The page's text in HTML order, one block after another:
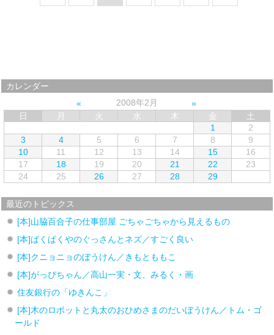
カレンダー
2008年2月
日
月 火 水 木 金
土
1
2
3
4 5 6 7 8
9
10
11 12 13 14 15
16
17
18 19 20 21 22
23
24
25 26 27 28 29
最近のトピックス
[本]山脇百合子の仕事部屋 ごちゃごちゃから見えるもの
[本]ぱくぱくやのぐっさんとネズ／すごく良い
[本]クニョニョのぼうけん／きもとももこ
[本]がっぴちゃん／高山一実・文、みるく・画
住友銀行の「ゆきんこ」
[本]木のロボットと丸太のおひめさまのだいぼうけん／トム・ゴ
ールド